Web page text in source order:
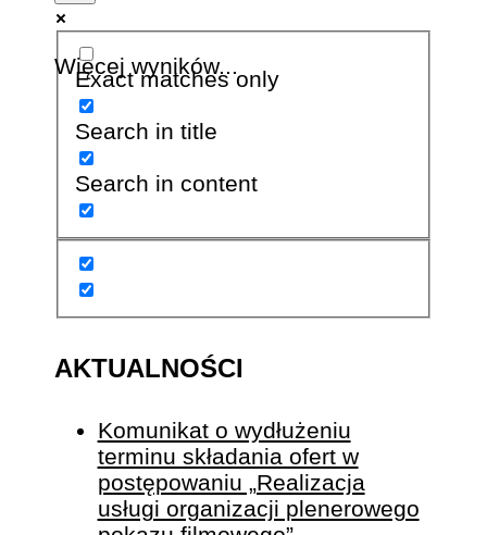
Więcej wyników...
Exact matches only
Search in title
Search in content
AKTUALNOŚCI
Komunikat o wydłużeniu
terminu składania ofert w
postępowaniu „Realizacja
usługi organizacji plenerowego